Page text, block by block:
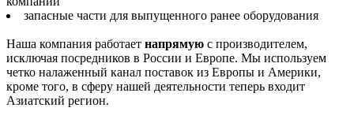
запасные части для выпущенного ранее оборудования
Наша компания работает напрямую с производителем,
исключая посредников в России и Европе. Мы используем
четко налаженный канал поставок из Европы и Америки,
кроме того, в сферу нашей деятельности теперь входит
Азиатский регион.